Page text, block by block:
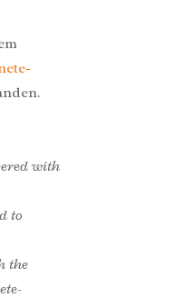
with
to
the